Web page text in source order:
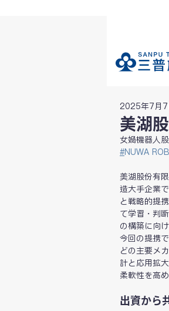
美湖
2025年7月7
女媧機器人
#NUWA
美湖股份有
造大手企業
と戦略的提
て学習・判
の構築に向
今回の提携
どの主要メ
計と応用拡
柔軟性を高
出資から